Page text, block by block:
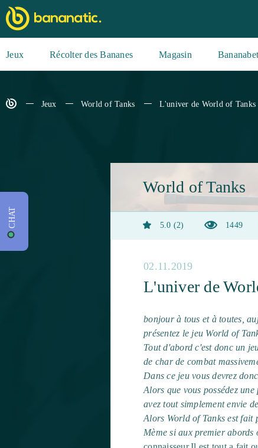
Jeux Récolter des Bananes Magasin Bananabet
Jeux World of Tanks L'univer de World of Tanks
World of Tanks
5.0 2 1449
02.11.2019
L'univer de
bonjour à tous et à toutes,
présentez le jeu World of
Tout d'abord c'est donc un
de char de combat
Dans ce jeu vous devrez
Alors que vous possédez
avez tout simplement envie
Alors World of Tanks est fait
Mème si aux premier
CHAT